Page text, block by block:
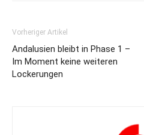
Vorheriger Artikel
Andalusien bleibt in Phase 1 –
Im Moment keine weiteren
Lockerungen